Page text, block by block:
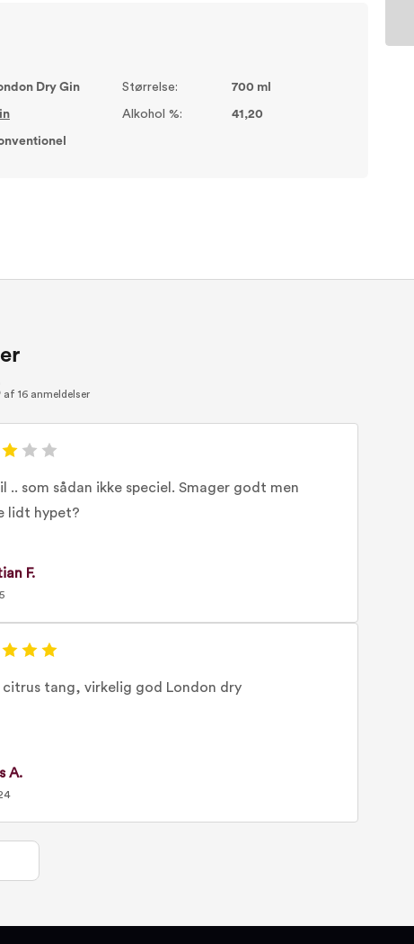
Dry Gin Størrelse: 700 ml
Alkohol %: 41,20
af 16 anmeldelser
.. som sådan ikke speciel. Smager godt men
lidt hypet?
F.
citrus tang, virkelig god London dry
A.